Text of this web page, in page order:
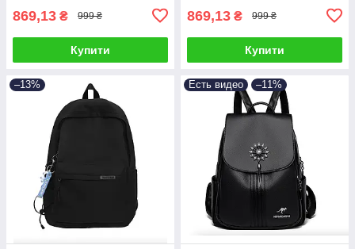
869,13 ₴ 999 ₴
Купити
869,13 ₴ 999 ₴
Купити
–13% Есть видео –11%